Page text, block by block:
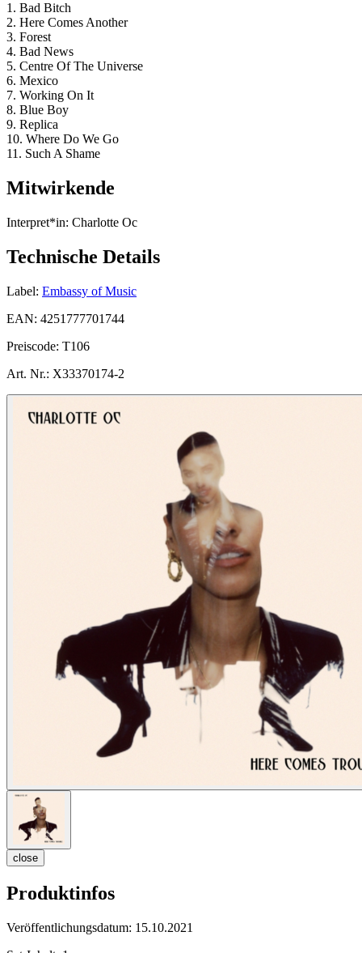
1. Bad Bitch
2. Here Comes Another
3. Forest
4. Bad News
5. Centre Of The Universe
6. Mexico
7. Working On It
8. Blue Boy
9. Replica
10. Where Do We Go
11. Such A Shame
Mitwirkende
Interpret*in: Charlotte Oc
Technische Details
Label: Embassy of Music
EAN: 4251777701744
Preiscode: T106
Art. Nr.: X33370174-2
close
Produktinfos
Veröffentlichungsdatum: 15.10.2021